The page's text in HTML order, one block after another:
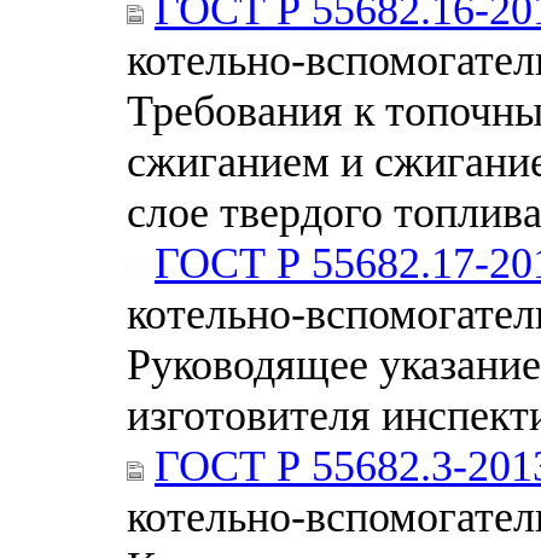
котельно-
Требования к
сжиганием и
слое твердого топлива
ГОСТ Р 55682.17-
котельно-
Руководящее
изготовителя
ГОСТ Р 55682.3-
котельно-